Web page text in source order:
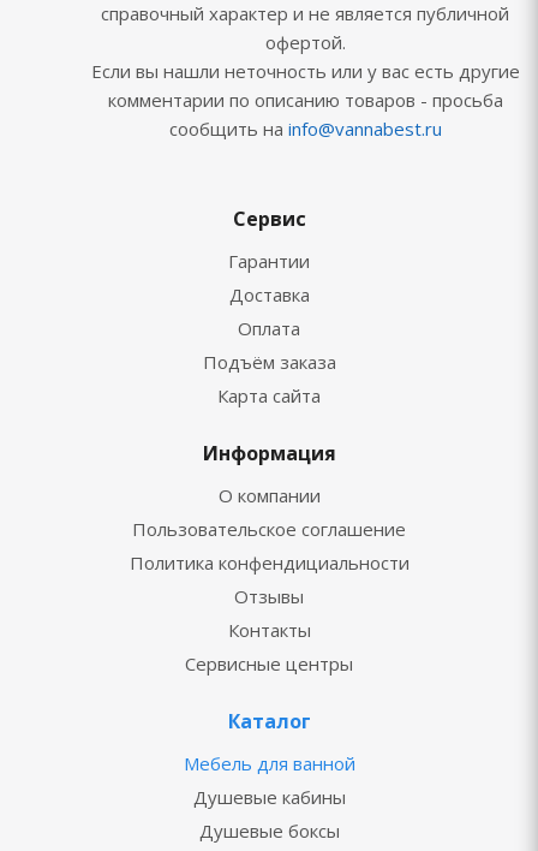
справочный характер и не является публичной
офертой.
Если вы нашли неточность или у вас есть другие
комментарии по описанию товаров - просьба
сообщить на info@vannabest.ru
Сервис
Гарантии
Доставка
Оплата
Подъём заказа
Карта сайта
Информация
О компании
Пользовательское соглашение
Политика конфендициальности
Отзывы
Контакты
Сервисные центры
Каталог
Мебель для ванной
Душевые кабины
Душевые боксы